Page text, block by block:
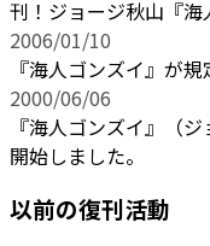
刊！ジョージ秋山『海
2006/01/10
『海人ゴンズイ』が
2000/06/06
『海人ゴンズイ』（
開始しました。
以前の復刊活動